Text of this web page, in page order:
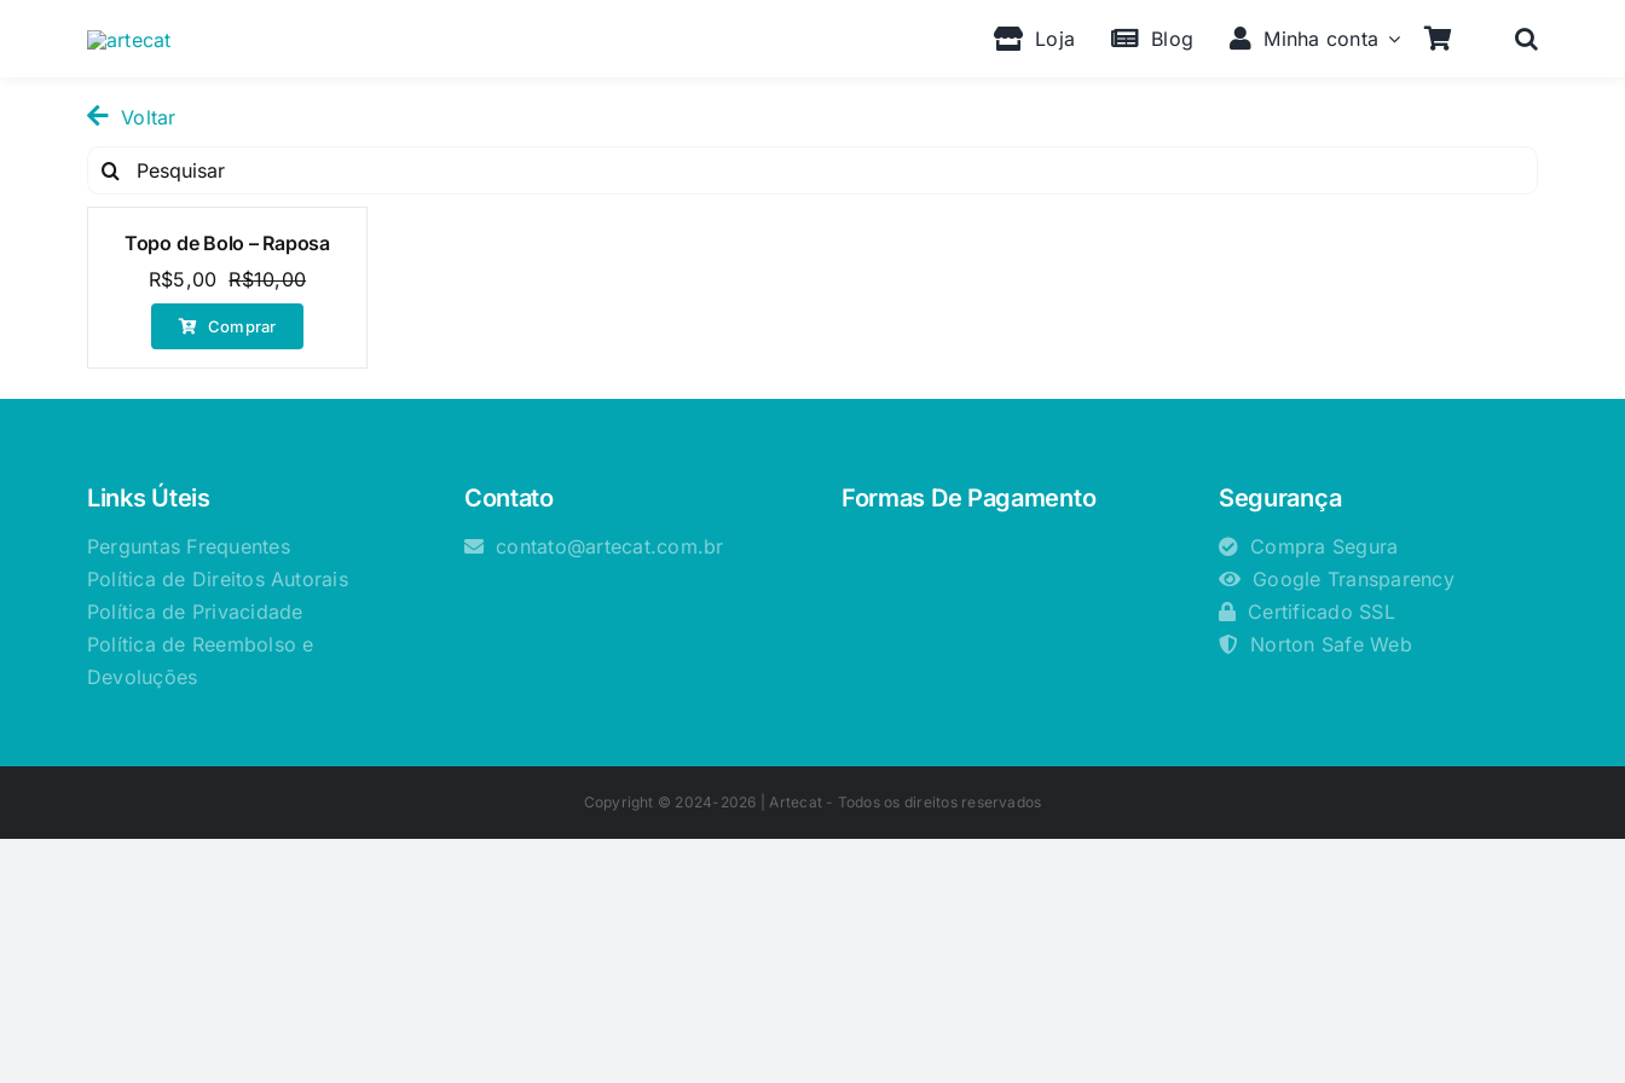
Loja Blog Minha conta
Voltar
Pesquisar
Oferta!
Topo de Bolo – Raposa
R$10,00O
R$5,00
O
Comprar
Links Úteis
Perguntas Frequentes
Política de Direitos Autorais
Política de Privacidade
Política de Reembolso e
Devoluções
Contato
contato@artecat.com.br
Formas De Pagamento Segurança
Compra Segura
Google Transparency
Certificado SSL
Norton Safe Web
Copyright © 2024-2026 |Artecat - Todos os direitos reservados